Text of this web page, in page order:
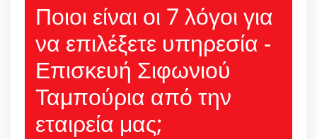
Ποιοι είναι οι 7 λόγοι για
να επιλέξετε υπηρεσία -
Επισκευή Σιφωνιού
Ταμπούρια από την
εταιρεία μας;